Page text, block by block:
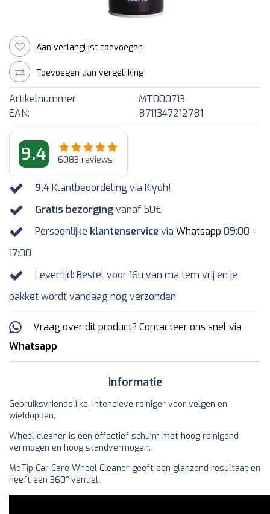
Aan verlanglijst toevoegen
Toevoegen aan vergelijking
Artikelnummer:
MT000713
EAN:
8711347212781
9.4 6083 reviews
9.4Klantbeoordeling via Kiyoh!
Gratis bezorgingvanaf 50€
Persoonlijke klantenservice via Whatsapp 09:00 -
17:00
Levertijd: Bestel voor 16u van ma tem vrij en je
pakket wordt vandaag nog verzonden
Vraag over dit product? Contacteer ons snel via
Whatsapp
Informatie
Gebruiksvriendelijke, intensieve reiniger voor velgen en
wieldoppen.
Wheel cleaner is een effectief schuim met hoog reinigend
vermogen en hoog standvermogen.
MoTip Car Care Wheel Cleaner geeft een glanzend resultaat en
heeft een 360° ventiel.